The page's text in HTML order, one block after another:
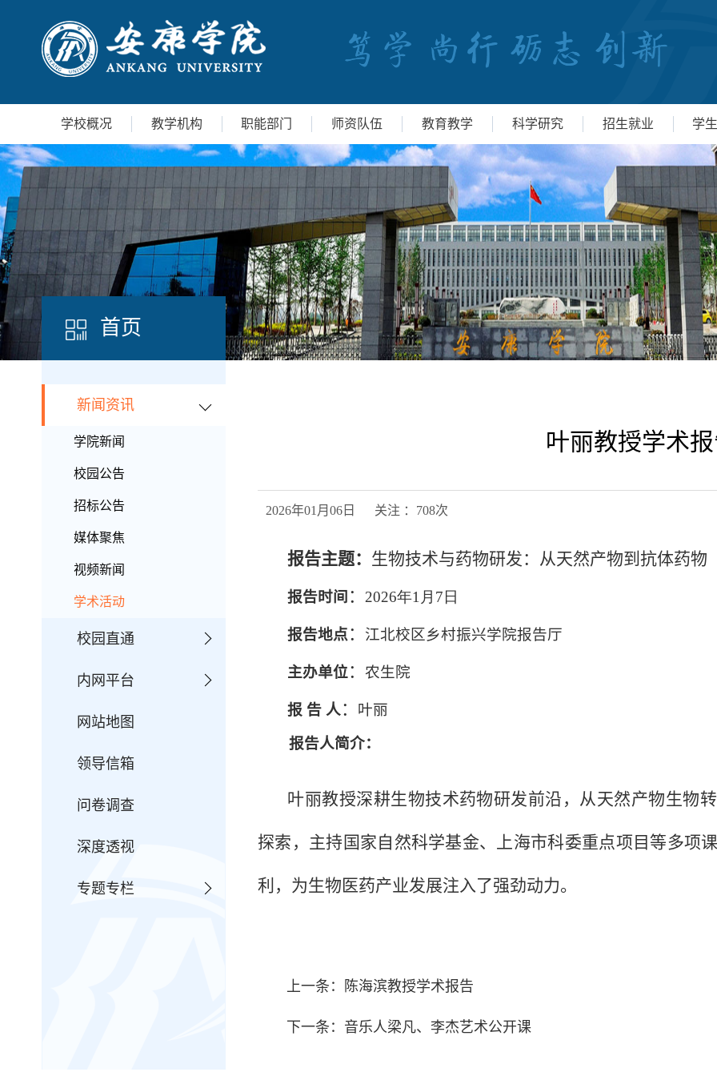
学校概况 教学机构 职能部门 师资队伍 教育教学 科学研究 招生就业 学
首页
新闻资讯
学院新闻
校园公告
招标公告
媒体聚焦
视频新闻
学术活动
校园直通
内网平台
网站地图
领导信箱
问卷调查
深度透视
专题专栏
叶丽教授学术
2026年01月06日 关注 ： 708次
报告主题： 生物技术与药物研发：从天然产物到抗体药物
报告时间 ：2026年1月7日
报告地点： 江北校区乡村振兴学院报告厅
主办单位：农生院
报 告 人： 叶丽
报告人简介：
叶丽教授深耕生物技术药物研发前沿，从天然产物生物
探索，主持国家自然科学基金、上海市科委重点项目等多项
利，为生物医药产业发展注入了强劲动力。
上一条：陈海滨教授学术报告
下一条：音乐人梁凡、李杰艺术公开课